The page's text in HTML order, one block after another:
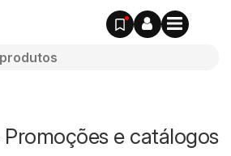
e catálogos